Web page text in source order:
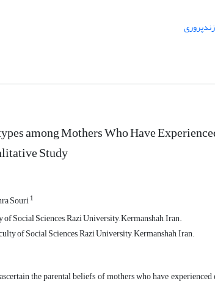
among Mothers Who Have
Study
Souri1
Social Sciences, Razi University, Kermanshah, Iran.
of Social Sciences, Razi University, Kermanshah, Iran.
the parental beliefs of mothers who have